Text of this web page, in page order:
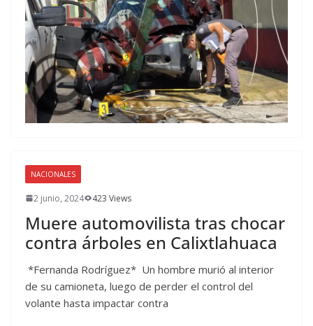
NACIONALES
2 junio, 2024 423 Views
Muere automovilista tras chocar
contra árboles en Calixtlahuaca
*Fernanda Rodríguez* Un hombre murió al interior
de su camioneta, luego de perder el control del
volante hasta impactar contra